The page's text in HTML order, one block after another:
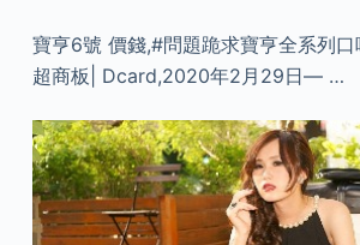
寶亨6號 價錢,#問題跪求寶亨全系列
超商板| Dcard,2020年2月29日— …